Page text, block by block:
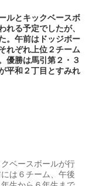
ルとキックベースボ
れる予定でしたが、
。午前はドッジボー
れぞれ上位２チーム
優勝は馬引第２・３
平和２丁目とすみれ
ベースボールが行
は６チーム、午後